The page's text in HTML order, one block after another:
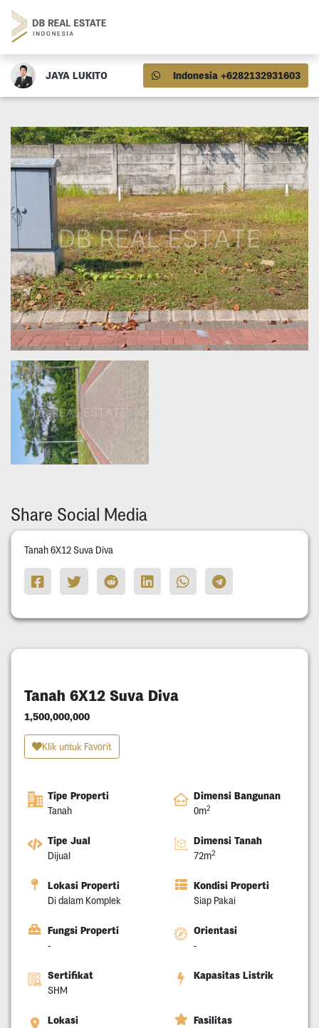
JAYA LUKITO Indonesia +6282132931603
Share Social Media
Tanah 6X12 Suva Diva
Tanah 6X12 Suva Diva
1,500,000,000
Klik untuk Favorit
Tipe Properti
Tanah
Dimensi Bangunan
0m2
Tipe Jual
Dijual
Dimensi Tanah
72m2
Lokasi Properti
Di dalam Komplek
Kondisi Properti
Siap Pakai
Fungsi Properti
-
Orientasi
-
Sertifikat
SHM
Kapasitas Listrik
Lokasi Fasilitas